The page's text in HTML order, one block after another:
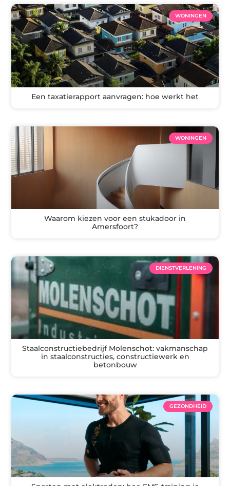
WONINGEN
Een taxatierapport aanvragen: hoe werkt het
WONINGEN
Waarom kiezen voor een stukadoor in
Amersfoort?
DIENSTVERLENING
Staalconstructiebedrijf Molenschot: vakmanschap
in staalconstructies, constructiewerk en
betonbouw
GEZONDHEID